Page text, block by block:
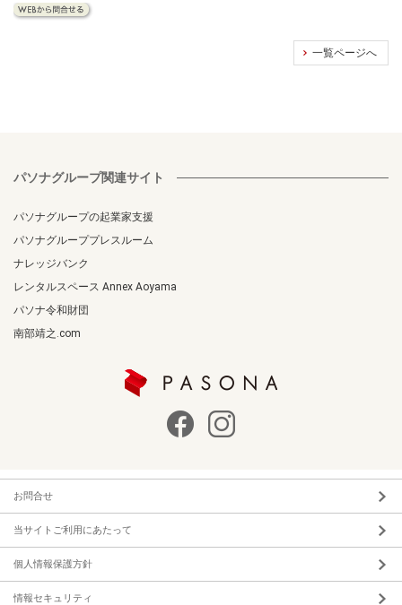
一覧ページへ
パソナグループ関連サイト
パソナグループの起業家支援
パソナグループプレスルーム
ナレッジバンク
レンタルスペース Annex Aoyama
パソナ令和財団
南部靖之.com
お問合せ
当サイトご利用にあたって
個人情報保護方針
情報セキュリティ